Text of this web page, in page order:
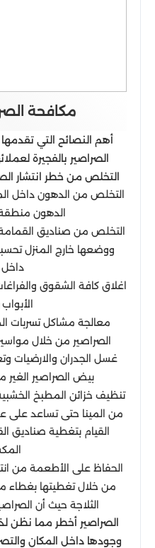
مكافحة
أهم النصائح التي
الصراصير بالفجيرة
التخلص من خطر انتشار
التخلص من الدهون داخل
الدهون
التخلص من صناديق القمامة
ووضعها خارج المنزل
داخل
اغلاق كافة الشقوق
معالجة مشاكل تسربات
الصراصير من خلال
غسل الجدران والارضيات
بيض الصراصير الغير
تنظيف خزائن المطبخ
من المينا حتى تساعد على
القيام بتغطية صناديق
الحفاظ على الأطعمة من
من خلال تغطيتها
الثلاجة حيث أن
الصراصير أخطر مما نظن
وجودها داخل المكان